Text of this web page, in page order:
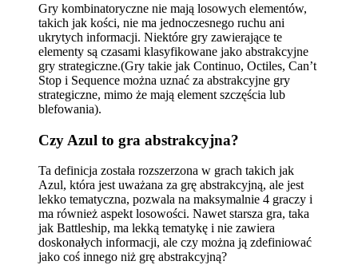
Gry kombinatoryczne nie mają losowych elementów,
takich jak kości, nie ma jednoczesnego ruchu ani
ukrytych informacji. Niektóre gry zawierające te
elementy są czasami klasyfikowane jako abstrakcyjne
gry strategiczne.(Gry takie jak Continuo, Octiles, Can’t
Stop i Sequence można uznać za abstrakcyjne gry
strategiczne, mimo że mają element szczęścia lub
blefowania).
Czy Azul to gra abstrakcyjna?
Ta definicja została rozszerzona w grach takich jak
Azul, która jest uważana za grę abstrakcyjną, ale jest
lekko tematyczna, pozwala na maksymalnie 4 graczy i
ma również aspekt losowości. Nawet starsza gra, taka
jak Battleship, ma lekką tematykę i nie zawiera
doskonałych informacji, ale czy można ją zdefiniować
jako coś innego niż grę abstrakcyjną?